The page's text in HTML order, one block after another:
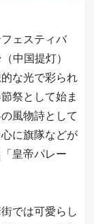
ェスティバ
中国提灯）
な光で彩られ
祭として始ま
風物詩として
に旗隊などが
皇帝パレー
では可愛らし